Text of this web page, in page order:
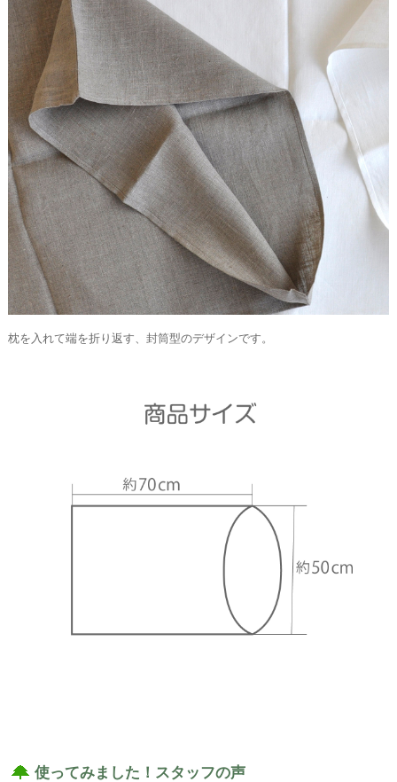
枕を入れて端を折り返す、封筒型のデザインです。
使ってみました！スタッフの声